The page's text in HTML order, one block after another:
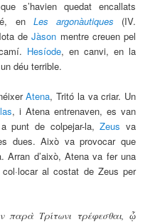
s’havien quedat encallats
en Les argonàutiques (IV.
deJàson mentre creuen pel
Hesíode, en canvi, en la
déu terrible.
Atena, Tritó la va criar. Un
, i Atena entrenaven, es van
punt de colpejar-la,Zeus va
dues. Això va provocar que
Arran d’això, Atena va fer una
al costat de Zeus per
παρὰ Τρίτωνι τρέφεσθαι, ᾧ